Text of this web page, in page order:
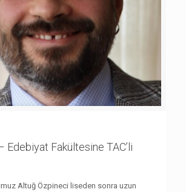
Edebiyat Fakültesine TAC’li
Altuğ Özpineci liseden sonra uzun